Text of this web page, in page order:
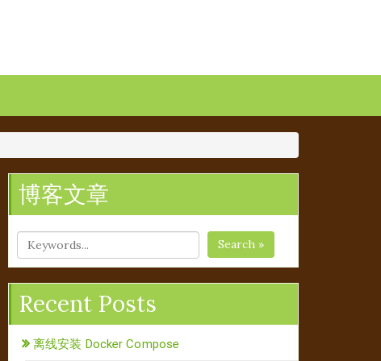
博客文章
Search »
Recent Posts
离线安装 Docker Compose